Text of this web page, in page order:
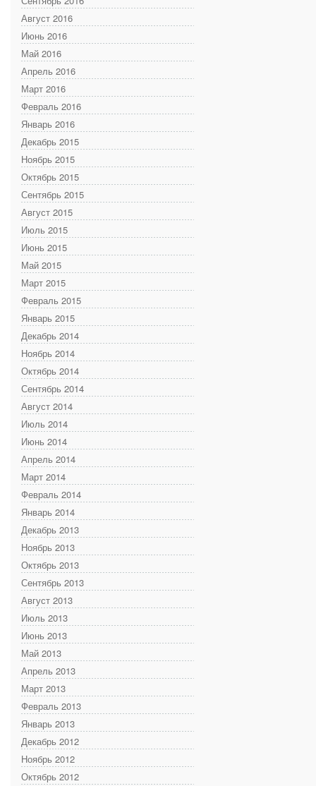
Август 2016
Июнь 2016
Май 2016
Апрель 2016
Март 2016
Февраль 2016
Январь 2016
Декабрь 2015
Ноябрь 2015
Октябрь 2015
Сентябрь 2015
Август 2015
Июль 2015
Июнь 2015
Май 2015
Март 2015
Февраль 2015
Январь 2015
Декабрь 2014
Ноябрь 2014
Октябрь 2014
Сентябрь 2014
Август 2014
Июль 2014
Июнь 2014
Апрель 2014
Март 2014
Февраль 2014
Январь 2014
Декабрь 2013
Ноябрь 2013
Октябрь 2013
Сентябрь 2013
Август 2013
Июль 2013
Июнь 2013
Май 2013
Апрель 2013
Март 2013
Февраль 2013
Январь 2013
Декабрь 2012
Ноябрь 2012
Октябрь 2012